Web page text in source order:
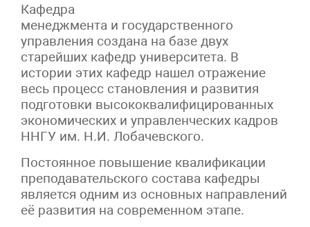
Кафедра
менеджмента и государственного
управления создана на базе двух
старейших кафедр университета. В
истории этих кафедр нашел отражение
весь процесс становления и развития
подготовки высококвалифицированных
экономических и управленческих кадров
ННГУ им. Н.И. Лобачевского.
Постоянное повышение квалификации
преподавательского состава кафедры
является одним из основных направлений
её развития на современном этапе.